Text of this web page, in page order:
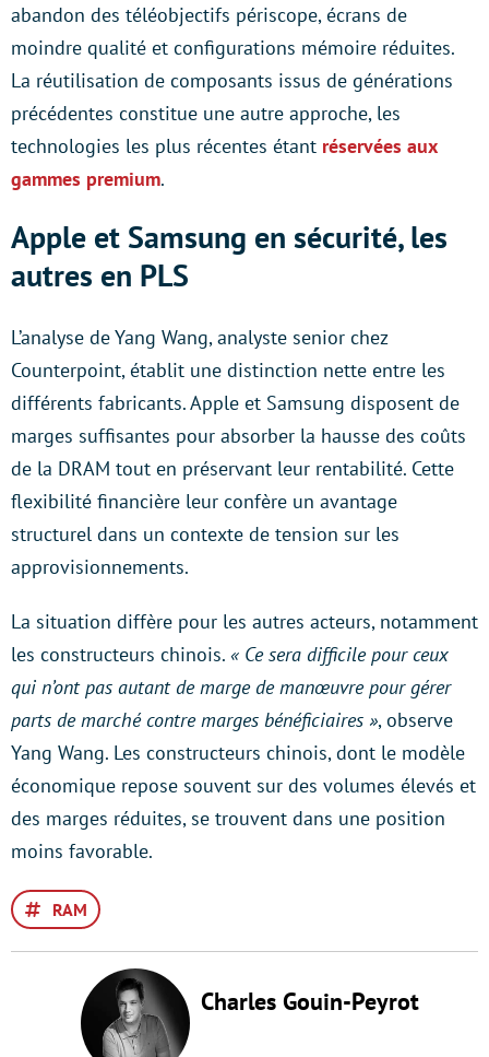
abandon des téléobjectifs périscope, écrans de
moindre qualité et configurations mémoire réduites.
La réutilisation de composants issus de générations
précédentes constitue une autre approche, les
technologies les plus récentes étant réservées aux
gammes premium.
Apple et Samsung en sécurité, les
autres en PLS
L’analyse de Yang Wang, analyste senior chez
Counterpoint, établit une distinction nette entre les
différents fabricants. Apple et Samsung disposent de
marges suffisantes pour absorber la hausse des coûts
de la DRAM tout en préservant leur rentabilité. Cette
flexibilité financière leur confère un avantage
structurel dans un contexte de tension sur les
approvisionnements.
La situation diffère pour les autres acteurs, notamment
les constructeurs chinois. « Ce sera difficile pour ceux
qui n’ont pas autant de marge de manœuvre pour gérer
parts de marché contre marges bénéficiaires », observe
Yang Wang. Les constructeurs chinois, dont le modèle
économique repose souvent sur des volumes élevés et
des marges réduites, se trouvent dans une position
moins favorable.
RAM
Charles Gouin-Peyrot